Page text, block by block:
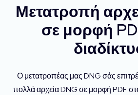
Μετατροπή
σε μορφή
Ο μετατροπέας μας DNG σάς
πολλά αρχεία DNG σε μορφή PDF